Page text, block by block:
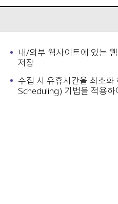
내/외부 웹사이트에 있는
저장
수집 시 유휴시간을 최소
Scheduling) 기법을 적용